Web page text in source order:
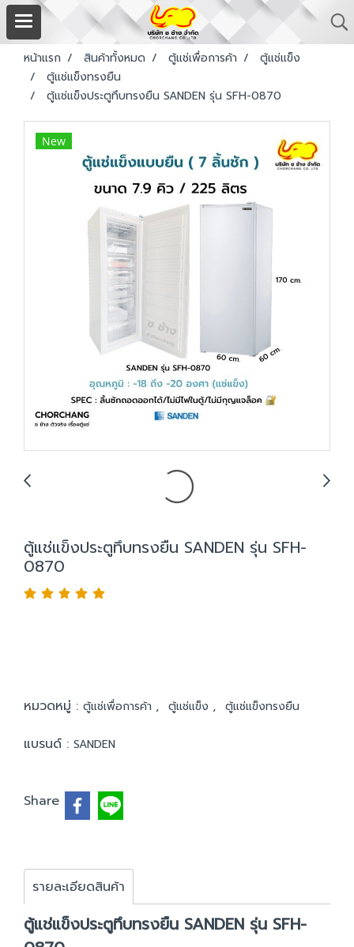
หน้าแรก สินค้าทั้งหมด ตู้แช่เพื่อการค้า
ตู้แช่แข็ง
ตู้แช่แข็งทรงยืน
ตู้แช่แข็งประตูทึบทรงยืน SANDEN รุ่น SFH-0870
New
ตู้แช่แข็งประตูทึบทรงยืน SANDEN รุ่น SFH-
0870
หมวดหมู่ : ตู้แช่เพื่อการค้า , ตู้แช่แข็ง , ตู้แช่แข็งทรงยืน
แบรนด์ : SANDEN
Share
รายละเอียดสินค้า
ตู้แช่แข็งประตูทึบทรงยืน SANDEN รุ่น SFH-